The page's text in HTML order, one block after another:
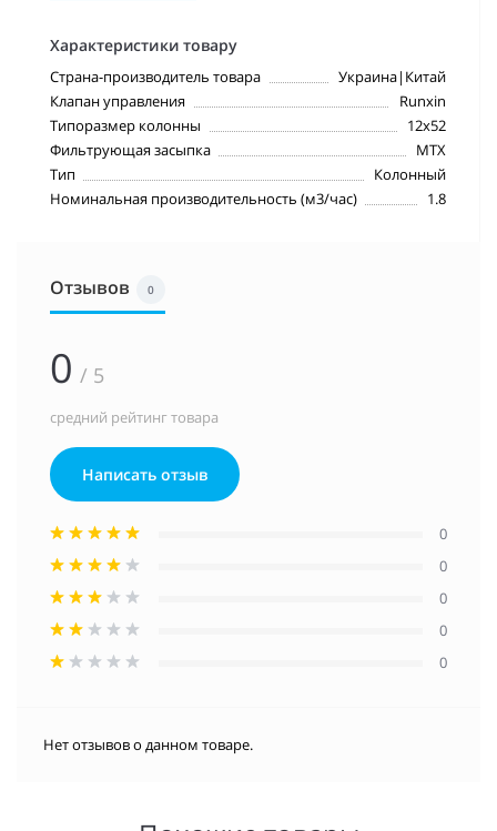
Характеристики товару
Страна-производитель товара
Украина|Китай
Клапан управления
Runxin
Типоразмер колонны
12х52
Фильтрующая засыпка
MTX
Тип
Колонный
Номинальная производительность (м3/час)
1.8
Отзывов 0
0 / 5
средний рейтинг товара
Написать отзыв
0
0
0
0
0
Нет отзывов о данном товаре.